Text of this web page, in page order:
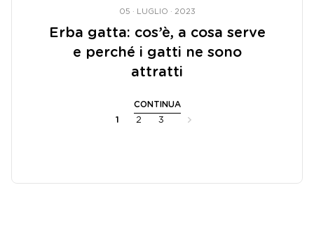
05 · LUGLIO · 2023
Erba gatta: cos’è, a cosa serve
e perché i gatti ne sono
attratti
CONTINUA
1 2 3